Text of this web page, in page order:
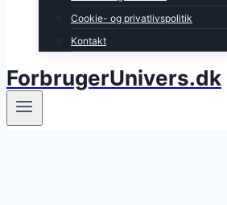
Cookie- og privatlivspolitik
Kontakt
ForbrugerUnivers.dk